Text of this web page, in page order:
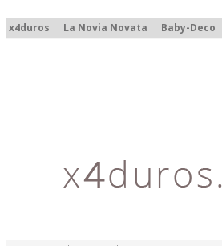
x4duros La Novia Novata Baby-Deco